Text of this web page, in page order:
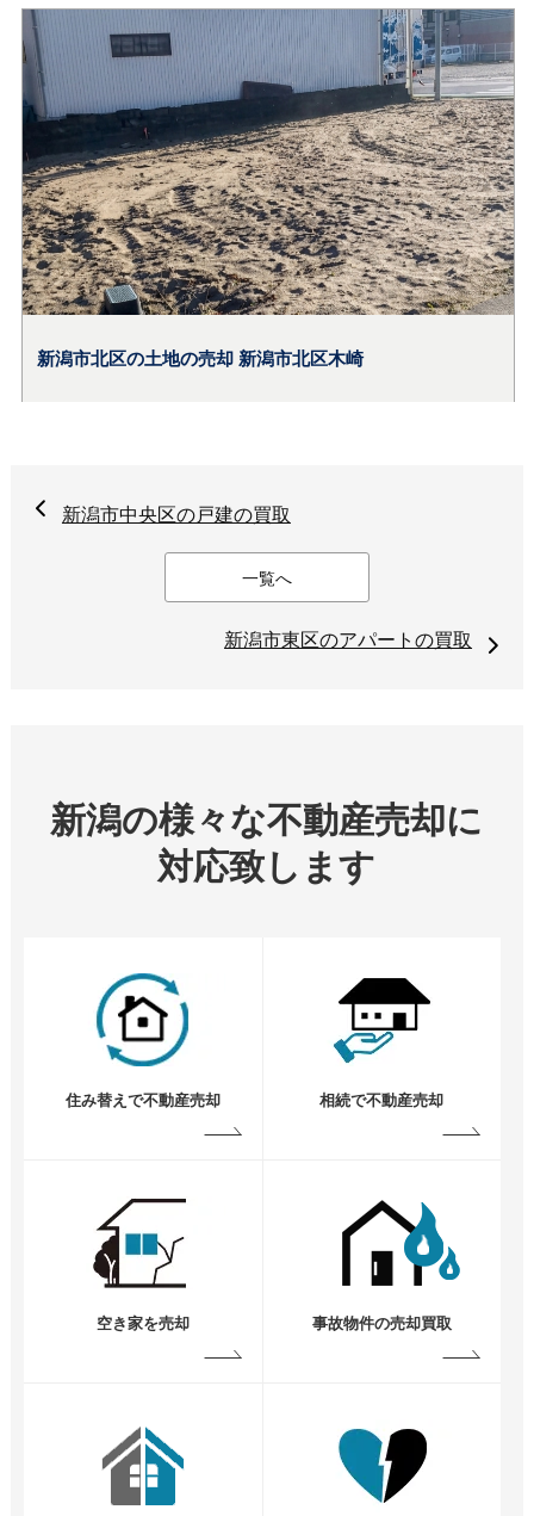
新潟市中央区の戸建の買取
一覧へ
新潟市東区のアパートの買取
新潟の様々な不動産売却に
対応致します
住み替えで不動産売却 相続で不動産売却
空き家を売却 事故物件の売却買取